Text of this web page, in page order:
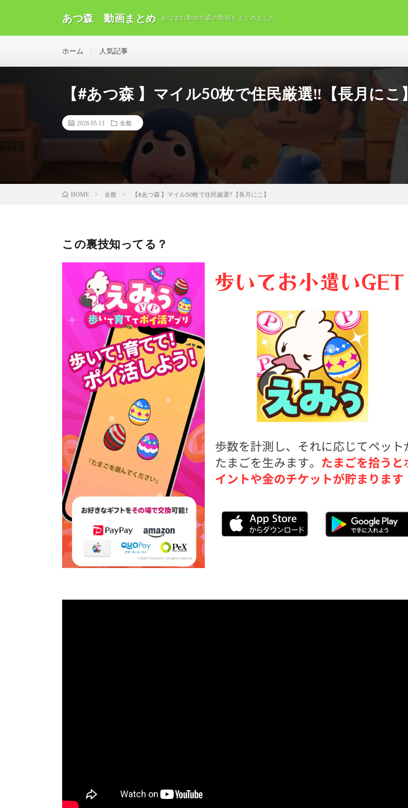
あつ森 動画まとめ あつまれ動物の森の動画をまとめました
ホーム 人気記事
【#あつ森 】マイル50枚で住民厳選‼️【長月にこ】
2026.05.13 全般
HOME 全般 【#あつ森 】マイル50枚で住民厳選‼️【長月にこ】
この裏技知ってる？